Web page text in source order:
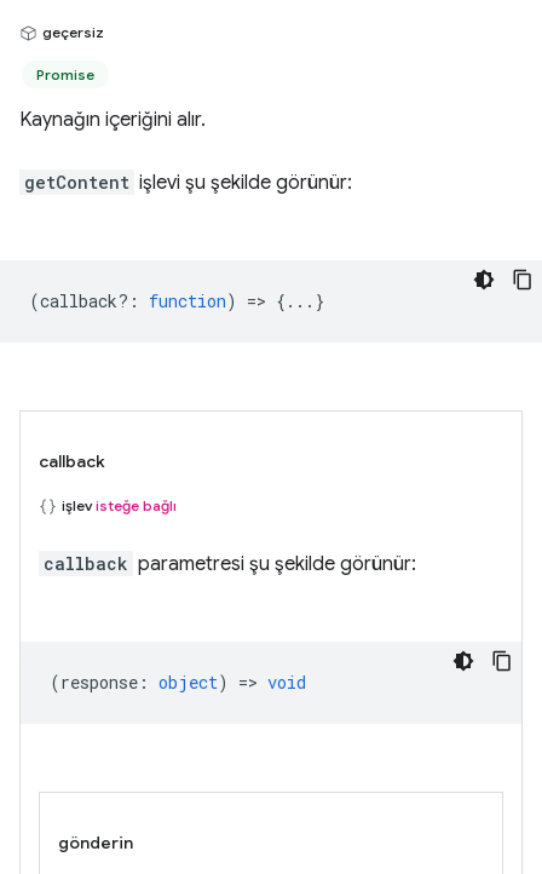
geçersiz
Promise
Kaynağın içeriğini alır.
getContent işlevi şu şekilde görünür:
(callback? : function) => {...}
callback
işlevisteğe bağlı
callback parametresi şu şekilde görünür:
(response : object) => void
gönderin